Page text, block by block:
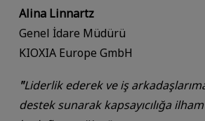
Alina Linnartz
Genel İdare Müdürü
KIOXIA Europe GmbH
"Liderlik ederek ve iş
destek sunarak kapsayıcılığa